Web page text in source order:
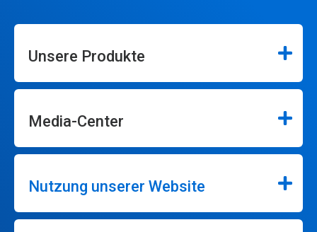
Unsere Produkte
Media-Center
Nutzung unserer Website